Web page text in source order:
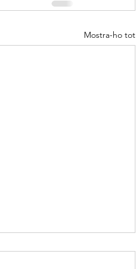
Mostra-ho tot
cosa que podem dir